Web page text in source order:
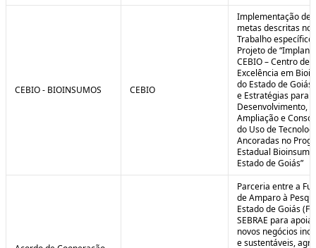
CEBIO - BIOINSUMOS CEBIO
Implementação de
metas descritas no
Trabalho específico
Projeto de
CEBIO – Centro de
Excelência em
do Estado de Goiás
e Estratégias para o
Desenvolvimento,
Ampliação e
do Uso de
Ancoradas no
Estadual
Estado de Goiás”
Parceria entre a
de Amparo à
Estado de Goiás
SEBRAE para
novos negócios
e sustentáveis,